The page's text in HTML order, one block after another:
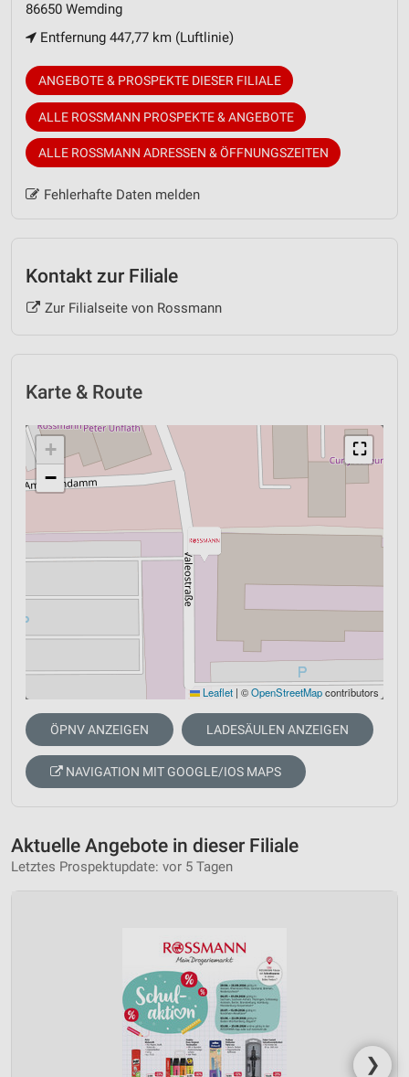
86650 Wemding
Entfernung 447,77 km (Luftlinie)
ANGEBOTE & PROSPEKTE DIESER FILIALE
ALLE ROSSMANN PROSPEKTE & ANGEBOTE
ALLE ROSSMANN ADRESSEN & ÖFFNUNGSZEITEN
Fehlerhafte Daten melden
Kontakt zur Filiale
Zur Filialseite von Rossmann
Karte & Route
⛶
+
−
Leaflet | ©OpenStreetMapcontributors
ÖPNV ANZEIGEN LADESÄULEN ANZEIGEN
NAVIGATION MIT GOOGLE/IOS MAPS
Aktuelle Angebote in dieser Filiale
Letztes Prospektupdate: vor 5 Tagen
❯